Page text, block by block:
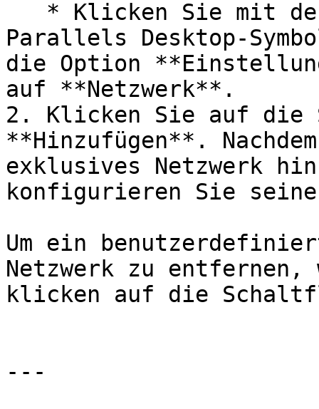
Parallels Desktop-
die Option
auf **Netzwerk**.
2. Klicken Sie auf die
**Hinzufügen**.
exklusives Netzwerk
konfigurieren Sie
Um ein
Netzwerk zu entfernen,
klicken auf die
---